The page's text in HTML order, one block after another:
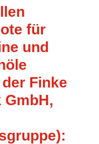
für
und
Finke
GmbH,